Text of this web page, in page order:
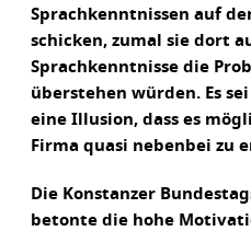
Sprachkenntnissen auf
schicken, zumal sie dort
Sprachkenntnisse die
überstehen würden. Es
eine Illusion, dass es
Firma quasi nebenbei zu
Die Konstanzer
betonte die hohe